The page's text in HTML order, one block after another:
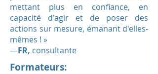
mettant plus en confiance, en
capacité d'agir et de poser des
actions sur mesure, émanant d'elles-
mêmes ! »
—FR, consultante
Formateurs: